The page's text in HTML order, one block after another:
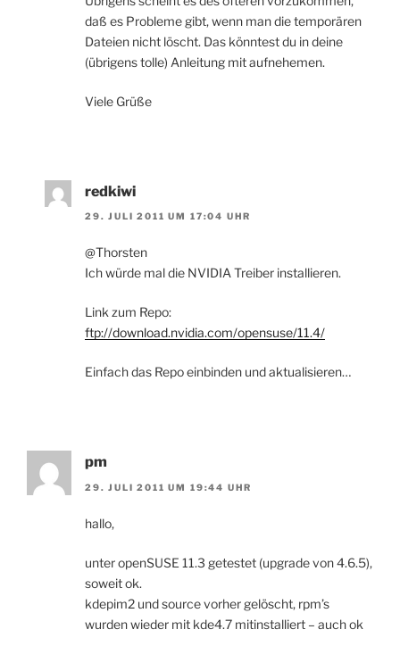
daß es Probleme gibt, wenn man die temporären
Dateien nicht löscht. Das könntest du in deine
(übrigens tolle) Anleitung mit aufnehemen.
Viele Grüße
redkiwi
29. JULI 2011 UM 17:04 UHR
@Thorsten
Ich würde mal die NVIDIA Treiber installieren.
Link zum Repo:
ftp://download.nvidia.com/opensuse/11.4/
Einfach das Repo einbinden und aktualisieren…
pm
29. JULI 2011 UM 19:44 UHR
hallo,
unter openSUSE 11.3 getestet (upgrade von 4.6.5),
soweit ok.
kdepim2 und source vorher gelöscht, rpm’s
wurden wieder mit kde4.7 mitinstalliert – auch ok